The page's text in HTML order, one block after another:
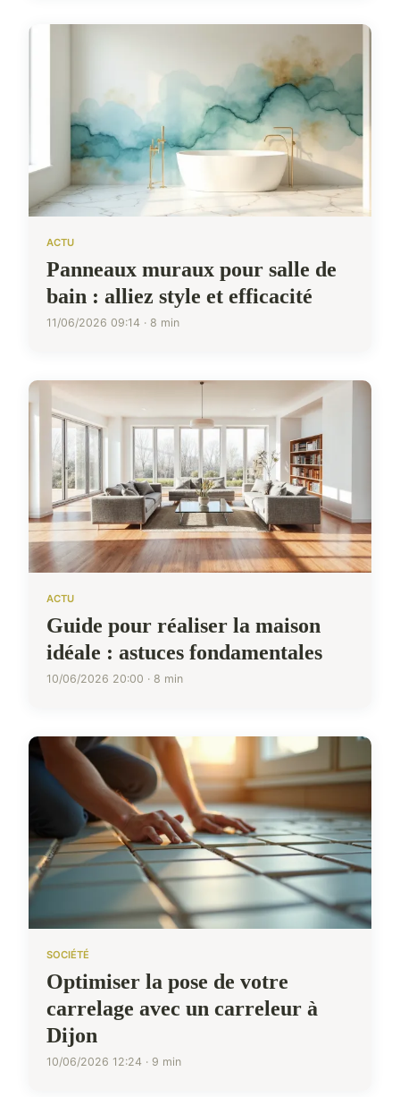
ACTU
Panneaux muraux pour salle de
bain : alliez style et efficacité
11/06/2026 09:14 · 8 min
ACTU
Guide pour réaliser la maison
idéale : astuces fondamentales
10/06/2026 20:00 · 8 min
SOCIÉTÉ
Optimiser la pose de votre
carrelage avec un carreleur à
Dijon
10/06/2026 12:24 · 9 min